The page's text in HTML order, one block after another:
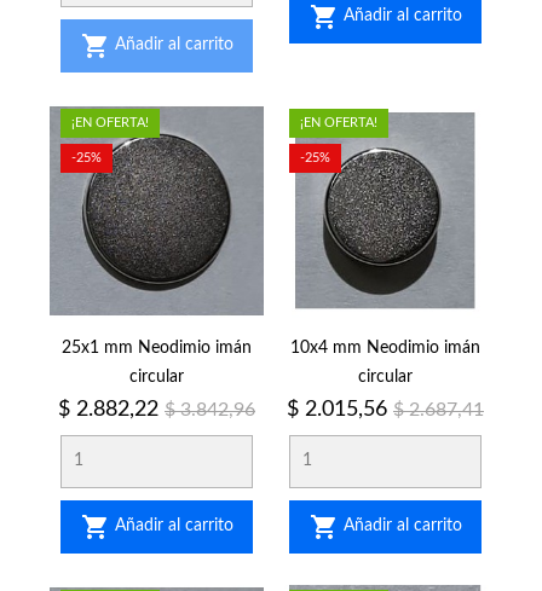
 Añadir al carrito
 Añadir al carrito
25x1 mm Neodimio imán
circular
Precio
$ 2.882,22 Precio
regular
$ 3.842,96
 Añadir al carrito
¡EN OFERTA!
-25%
10x4 mm Neodimio imán
circular
Precio
$ 2.015,56 Precio
regular
$ 2.687,41
 Añadir al carrito
¡EN OFERTA!
-25%